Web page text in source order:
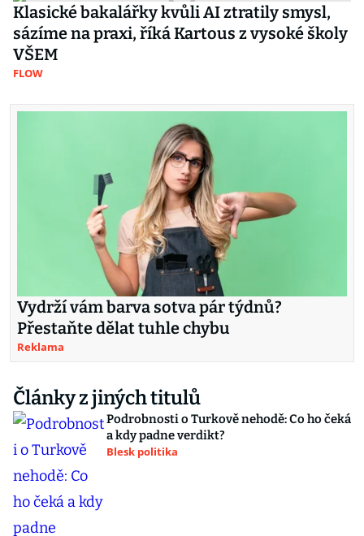
Klasické bakalářky kvůli AI ztratily smysl,
sázíme na praxi, říká Kartous z vysoké školy
VŠEM
FLOW
Vydrží vám barva sotva pár týdnů?
Přestaňte dělat tuhle chybu
Reklama
Články z jiných titulů
Podrobnosti o Turkově nehodě: Co ho čeká
a kdy padne verdikt?
Blesk politika